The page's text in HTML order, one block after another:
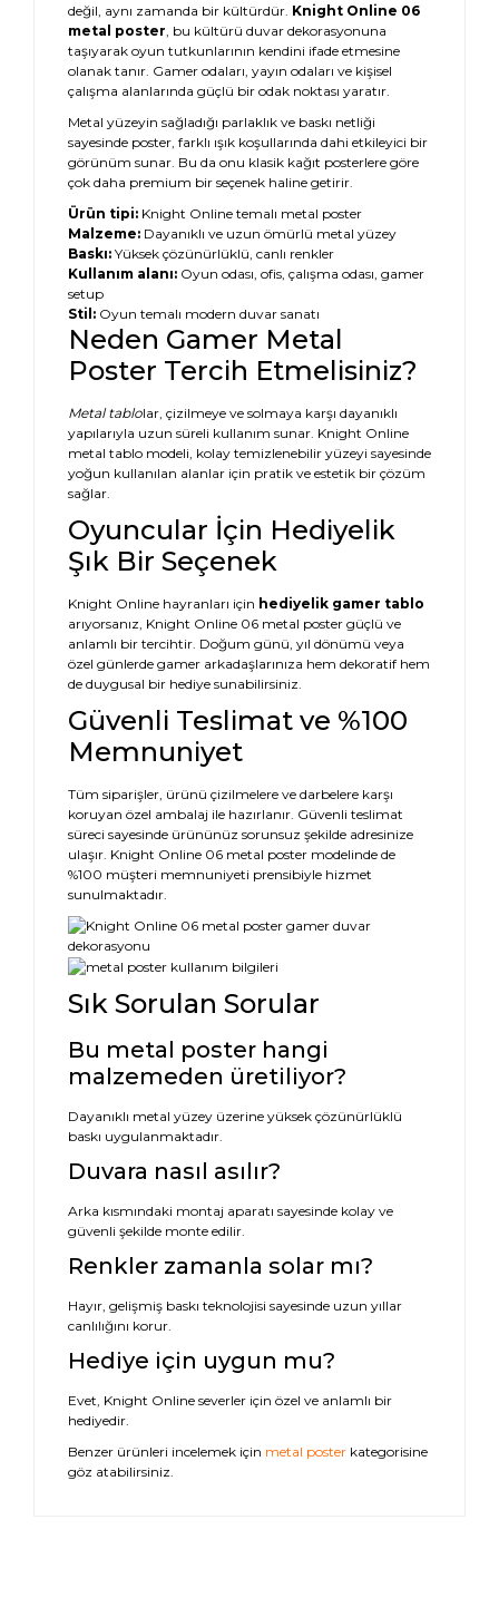
değil, aynı zamanda bir kültürdür. Knight Online 06
metal poster, bu kültürü duvar dekorasyonuna
taşıyarak oyun tutkunlarının kendini ifade etmesine
olanak tanır. Gamer odaları, yayın odaları ve kişisel
çalışma alanlarında güçlü bir odak noktası yaratır.
Metal yüzeyin sağladığı parlaklık ve baskı netliği
sayesinde poster, farklı ışık koşullarında dahi etkileyici bir
görünüm sunar. Bu da onu klasik kağıt posterlere göre
çok daha premium bir seçenek haline getirir.
Ürün tipi: Knight Online temalı metal poster
Malzeme: Dayanıklı ve uzun ömürlü metal yüzey
Baskı: Yüksek çözünürlüklü, canlı renkler
Kullanım alanı: Oyun odası, ofis, çalışma odası, gamer
setup
Stil: Oyun temalı modern duvar sanatı
Neden Gamer Metal
Poster Tercih Etmelisiniz?
Metal tablolar, çizilmeye ve solmaya karşı dayanıklı
yapılarıyla uzun süreli kullanım sunar. Knight Online
metal tablo modeli, kolay temizlenebilir yüzeyi sayesinde
yoğun kullanılan alanlar için pratik ve estetik bir çözüm
sağlar.
Oyuncular İçin Hediyelik
Şık Bir Seçenek
Knight Online hayranları için hediyelik gamer tablo
arıyorsanız, Knight Online 06 metal poster güçlü ve
anlamlı bir tercihtir. Doğum günü, yıl dönümü veya
özel günlerde gamer arkadaşlarınıza hem dekoratif hem
de duygusal bir hediye sunabilirsiniz.
Güvenli Teslimat ve %100
Memnuniyet
Tüm siparişler, ürünü çizilmelere ve darbelere karşı
koruyan özel ambalaj ile hazırlanır. Güvenli teslimat
süreci sayesinde ürününüz sorunsuz şekilde adresinize
ulaşır. Knight Online 06 metal poster modelinde de
%100 müşteri memnuniyeti prensibiyle hizmet
sunulmaktadır.
Sık Sorulan Sorular
Bu metal poster hangi
malzemeden üretiliyor?
Dayanıklı metal yüzey üzerine yüksek çözünürlüklü
baskı uygulanmaktadır.
Duvara nasıl asılır?
Arka kısmındaki montaj aparatı sayesinde kolay ve
güvenli şekilde monte edilir.
Renkler zamanla solar mı?
Hayır, gelişmiş baskı teknolojisi sayesinde uzun yıllar
canlılığını korur.
Hediye için uygun mu?
Evet, Knight Online severler için özel ve anlamlı bir
hediyedir.
Benzer ürünleri incelemek için metal poster kategorisine
göz atabilirsiniz.